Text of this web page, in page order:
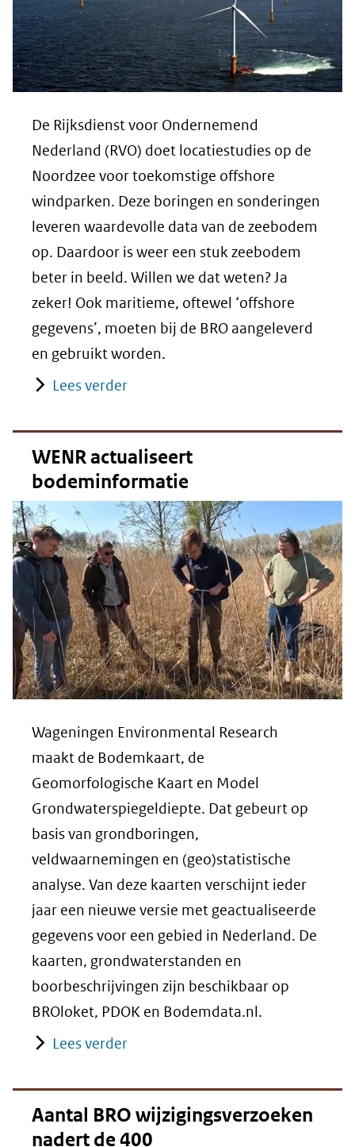
De Rijksdienst voor Ondernemend
Nederland (RVO) doet locatiestudies op de
Noordzee voor toekomstige offshore
windparken. Deze boringen en sonderingen
leveren waardevolle data van de zeebodem
op. Daardoor is weer een stuk zeebodem
beter in beeld. Willen we dat weten? Ja
zeker! Ook maritieme, oftewel ‘offshore
gegevens’, moeten bij de BRO aangeleverd
en gebruikt worden.
Lees verder
WENR actualiseert
bodeminformatie
Wageningen Environmental Research
maakt de Bodemkaart, de
Geomorfologische Kaart en Model
Grondwaterspiegeldiepte. Dat gebeurt op
basis van grondboringen,
veldwaarnemingen en (geo)statistische
analyse. Van deze kaarten verschijnt ieder
jaar een nieuwe versie met geactualiseerde
gegevens voor een gebied in Nederland. De
kaarten, grondwaterstanden en
boorbeschrijvingen zijn beschikbaar op
BROloket, PDOK en Bodemdata.nl.
Lees verder
Aantal BRO wijzigingsverzoeken
nadert de 400